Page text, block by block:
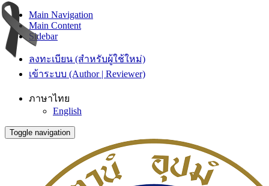
Main Navigation
Main Content
Sidebar
ลงทะเบียน (สำหรับผู้ใช้ใหม่)
เข้าระบบ (Author | Reviewer)
ภาษาไทย
English
Toggle navigation